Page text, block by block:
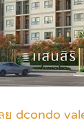
ย dcondo